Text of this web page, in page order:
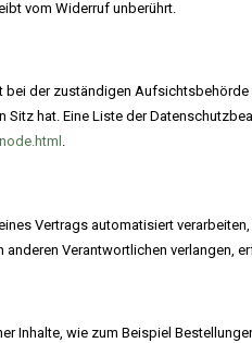
vom Widerruf unberührt.
der zuständigen
hat. Eine Liste der
.
Vertrags automatisiert
Verantwortlichen verlangen,
Inhalte, wie zum Beispiel